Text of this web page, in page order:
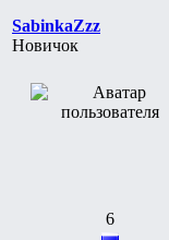
SabinkaZzz
Новичок
6